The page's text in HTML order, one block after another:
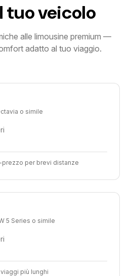
tuo veicolo
alle limousine premium —
adatto al tuo viaggio.
o simile
per brevi distanze
5 Series o simile
più lunghi